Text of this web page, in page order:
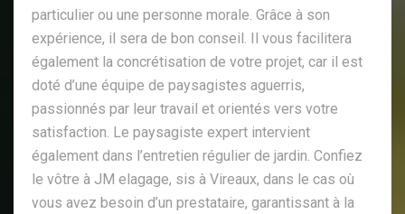
particulier ou une personne morale. Grâce à son
expérience, il sera de bon conseil. Il vous facilitera
également la concrétisation de votre projet, car il est
doté d’une équipe de paysagistes aguerris,
passionnés par leur travail et orientés vers votre
satisfaction. Le paysagiste expert intervient
également dans l’entretien régulier de jardin. Confiez
le vôtre à JM elagage, sis à Vireaux, dans le cas où
vous avez besoin d’un prestataire, garantissant à la